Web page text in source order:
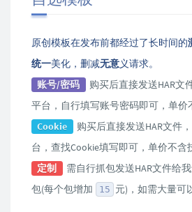
原创模板在发布前都经过了长时间的
统一美化，删减无意义请求。
账号/密码
购买后直接发送HAR文
平台，自行填写账号密码即可，单价
Cookie
购买后直接发送HAR文件
台，查找Cookie填写即可，单价不含
定制
需自行抓包发送HAR文件给
包(每个包增加
15 元)，如需大量可